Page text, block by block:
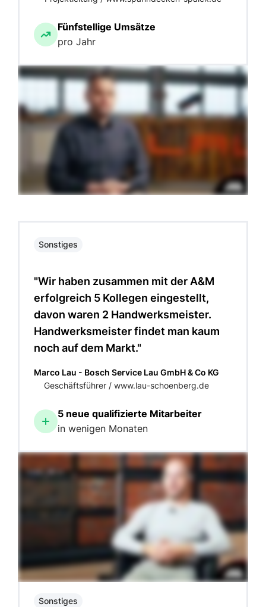
Fünfstellige Umsätze
pro Jahr
Sonstiges
"Wir haben zusammen mit der A&M
erfolgreich 5 Kollegen eingestellt,
davon waren 2 Handwerksmeister.
Handwerksmeister findet man kaum
noch auf dem Markt."
Marco Lau - Bosch Service Lau GmbH & Co KG
Geschäftsführer / www.lau-schoenberg.de
5 neue qualifizierte Mitarbeiter
in wenigen Monaten
Sonstiges